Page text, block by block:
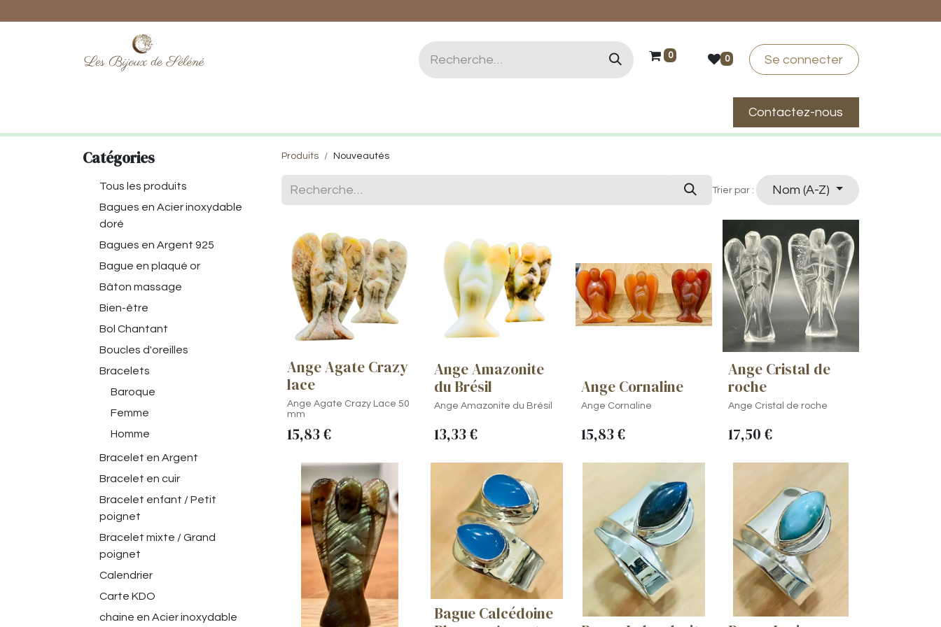
0 0 Se connecter
Contactez-nous
Catégories
Tous les produits
Bagues en Acier inoxydable
doré
Bagues en Argent 925
Bague en plaqué or
Bâton massage
Bien-être
Bol Chantant
Boucles d'oreilles
Bracelets
Baroque
Femme
Homme
Bracelet en Argent
Bracelet en cuir
Bracelet enfant / Petit
poignet
Bracelet mixte / Grand
poignet
Calendrier
Carte KDO
chaine en Acier inoxydable
Produits Nouveautés
Trier par : Nom (A-Z)
Ange Agate Crazy
lace
Ange Agate Crazy Lace 50
mm
15,83€
Ange Amazonite
du Brésil
Ange Amazonite du Brésil
13,33€
Ange Cornaline
Ange Cornaline
15,83€
Ange Cristal de
roche
Ange Cristal de roche
17,50 €
Bague Calcédoine